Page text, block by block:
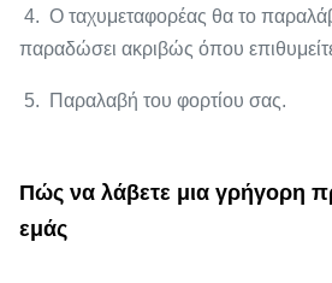
4. Ο ταχυμεταφορέας θα το
παραδώσει ακριβώς όπου
5. Παραλαβή του φορτίου σας.
Πώς να λάβετε μια γρήγορη
εμάς